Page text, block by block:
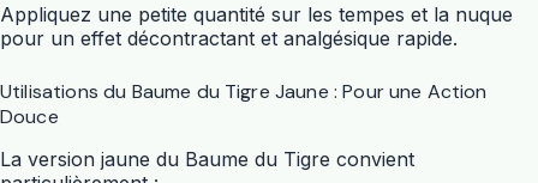
Appliquez une petite quantité sur les tempes et la nuque
pour un effet décontractant et analgésique rapide.
Utilisations du Baume du Tigre Jaune : Pour une Action
Douce
La version jaune du Baume du Tigre convient